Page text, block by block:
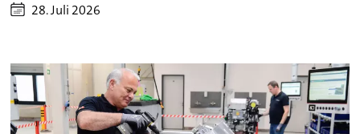
28. Juli 2026